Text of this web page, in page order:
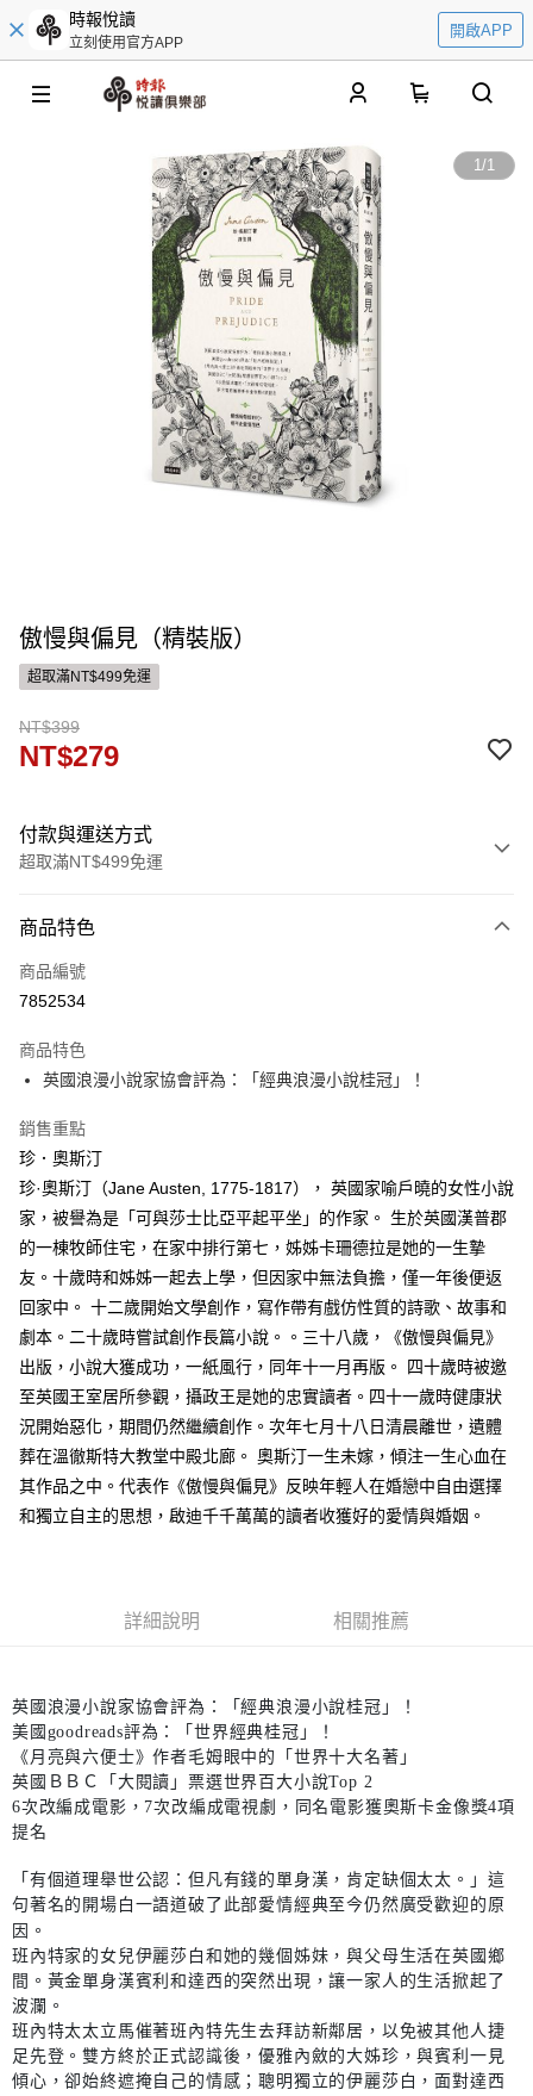
時報悅讀
立刻使用官方APP
開啟APP
1/1
傲慢與偏見（精裝版）
超取滿NT$499免運
NT$399
NT$279
付款與運送方式
超取滿NT$499免運
信用卡一次付款
ATM付款
運送方式
付款後全家取貨
付款後7-11取貨
每筆NT$60，滿NT$499(含以上)免運費
宅配
每筆NT$100，滿NT$499(含以上)免運費
商品特色
商品編號
7852534
商品特色
英國浪漫小說家協會評為：「經典浪漫小說桂冠」！
銷售重點
珍．奧斯汀
珍·奧斯汀（Jane Austen, 1775-1817）， 英國家喻戶曉的女性小說
家，被譽為是「可與莎士比亞平起平坐」的作家。 生於英國漢普郡
的一棟牧師住宅，在家中排行第七，姊姊卡珊德拉是她的一生摯
友。十歲時和姊姊一起去上學，但因家中無法負擔，僅一年後便返
回家中。 十二歲開始文學創作，寫作帶有戲仿性質的詩歌、故事和
劇本。二十歲時嘗試創作長篇小說。。三十八歲，《傲慢與偏見》
出版，小說大獲成功，一紙風行，同年十一月再版。 四十歲時被邀
至英國王室居所參觀，攝政王是她的忠實讀者。四十一歲時健康狀
況開始惡化，期間仍然繼續創作。次年七月十八日清晨離世，遺體
葬在溫徹斯特大教堂中殿北廊。 奧斯汀一生未嫁，傾注一生心血在
其作品之中。代表作《傲慢與偏見》反映年輕人在婚戀中自由選擇
和獨立自主的思想，啟迪千千萬萬的讀者收獲好的愛情與婚姻。
詳細說明 相關推薦
英國浪漫小說家協會評為：「經典浪漫小說桂冠」！
美國goodreads評為：「世界經典桂冠」！
《月亮與六便士》作者毛姆眼中的「世界十大名著」
英國ＢＢＣ「大閱讀」票選世界百大小說Top 2
6次改編成電影，7次改編成電視劇，同名電影獲奧斯卡金像獎4項
提名
「有個道理舉世公認：但凡有錢的單身漢，肯定缺個太太。」這
句著名的開場白一語道破了此部愛情經典至今仍然廣受歡迎的原
因。
班內特家的女兒伊麗莎白和她的幾個姊妹，與父母生活在英國鄉
間。黃金單身漢賓利和達西的突然出現，讓一家人的生活掀起了
波瀾。
班內特太太立馬催著班內特先生去拜訪新鄰居，以免被其他人捷
足先登。雙方終於正式認識後，優雅內斂的大姊珍，與賓利一見
傾心，卻始終遮掩自己的情感；聰明獨立的伊麗莎白，面對達西